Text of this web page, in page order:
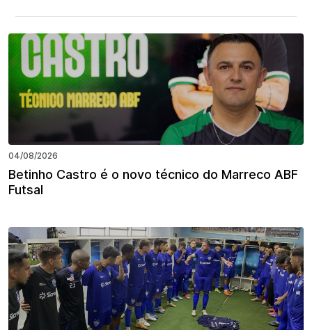
04/08/2026
Betinho Castro é o novo técnico do Marreco ABF
Futsal